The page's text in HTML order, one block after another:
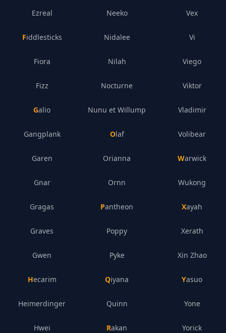
Ezreal
Fiddlesticks
Fiora
Fizz
Galio
Gangplank
Garen
Gnar
Gragas
Graves
Gwen
Hecarim
Heimerdinger
Hwei
Neeko
Nidalee
Nilah
Nocturne
Nunu et Willump
Olaf
Orianna
Ornn
Pantheon
Poppy
Pyke
Qiyana
Quinn
Rakan
Vex
Vi
Viego
Viktor
Vladimir
Volibear
Warwick
Wukong
Xayah
Xerath
Xin Zhao
Yasuo
Yone
Yorick